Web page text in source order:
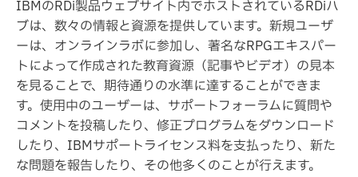
IBMのRDi製品ウェブサイト内でホストされているRDiハ
ブは、数々の情報と資源を提供しています。新規ユーザ
ーは、オンラインラボに参加し、著名なRPGエキスパー
トによって作成された教育資源（記事やビデオ）の見本
を見ることで、期待通りの水準に達することができま
す。使用中のユーザーは、サポートフォーラムに質問や
コメントを投稿したり、修正プログラムをダウンロード
したり、IBMサポートライセンス料を支払ったり、新た
な問題を報告したり、その他多くのことが行えます。